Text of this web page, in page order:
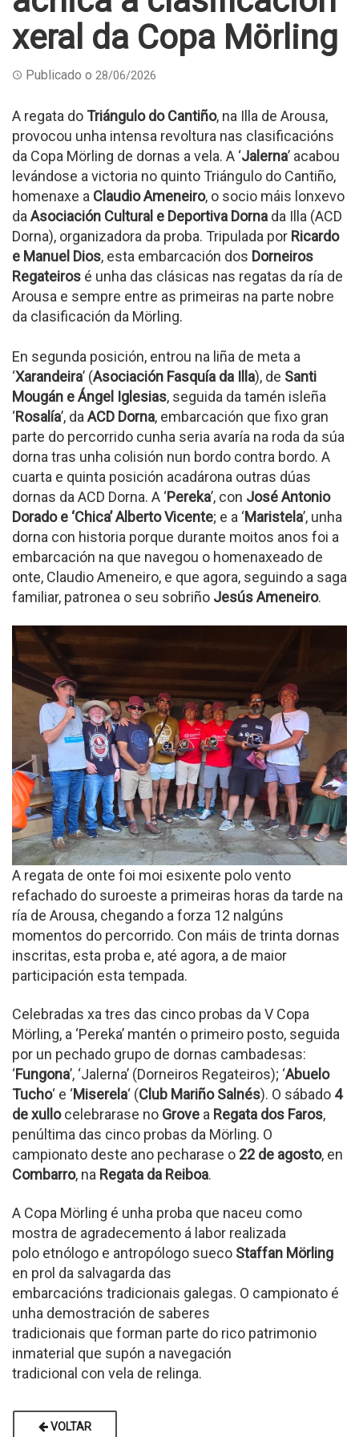
xeral da Copa Mörling
Publicado o 28/06/2026
A regata do Triángulo do Cantiño, na Illa de Arousa,
provocou unha intensa revoltura nas clasificacións
da Copa Mörling de dornas a vela. A ‘Jalerna’ acabou
levándose a victoria no quinto Triángulo do Cantiño,
homenaxe a Claudio Ameneiro, o socio máis lonxevo
da Asociación Cultural e Deportiva Dorna da Illa (ACD
Dorna), organizadora da proba. Tripulada por Ricardo
e Manuel Dios, esta embarcación dos Dorneiros
Regateiros é unha das clásicas nas regatas da ría de
Arousa e sempre entre as primeiras na parte nobre
da clasificación da Mörling.
En segunda posición, entrou na liña de meta a
‘Xarandeira’ (Asociación Fasquía da Illa), de Santi
Mougán e Ángel Iglesias, seguida da tamén isleña
‘Rosalía’, da ACD Dorna, embarcación que fixo gran
parte do percorrido cunha seria avaría na roda da súa
dorna tras unha colisión nun bordo contra bordo. A
cuarta e quinta posición acadárona outras dúas
dornas da ACD Dorna. A ‘Pereka’, con José Antonio
Dorado e ‘Chica’ Alberto Vicente; e a ‘Maristela’, unha
dorna con historia porque durante moitos anos foi a
embarcación na que navegou o homenaxeado de
onte, Claudio Ameneiro, e que agora, seguindo a saga
familiar, patronea o seu sobriño Jesús Ameneiro.
A regata de onte foi moi esixente polo vento
refachado do suroeste a primeiras horas da tarde na
ría de Arousa, chegando a forza 12 nalgúns
momentos do percorrido. Con máis de trinta dornas
inscritas, esta proba e, até agora, a de maior
participación esta tempada.
Celebradas xa tres das cinco probas da V Copa
Mörling, a ‘Pereka’ mantén o primeiro posto, seguida
por un pechado grupo de dornas cambadesas:
‘Fungona’, ‘Jalerna’ (Dorneiros Regateiros); ‘Abuelo
Tucho‘ e ‘Miserela‘ (Club Mariño Salnés). O sábado 4
de xullocelebrarase no Grove a Regata dos Faros,
penúltima das cinco probas da Mörling. O
campionato deste ano pecharase o 22 de agosto, en
Combarro, na Regata da Reiboa.
A Copa Mörling é unha proba que naceu como
mostra de agradecemento á labor realizada
polo etnólogo e antropólogo sueco Staffan Mörling
en prol da salvagarda das
embarcacións tradicionais galegas. O campionato é
unha demostración de saberes
tradicionais que forman parte do rico patrimonio
inmaterial que supón a navegación
tradicional con vela de relinga.
VOLTAR